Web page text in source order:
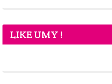
LIKE UMY !